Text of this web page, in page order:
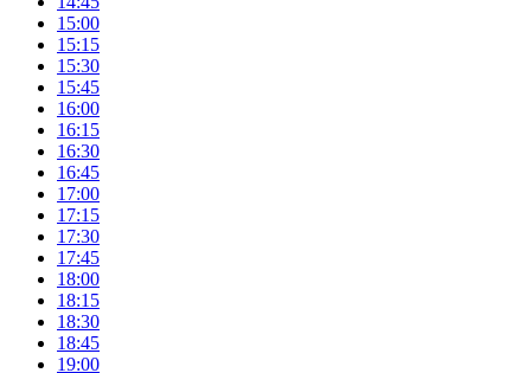
15:00
15:15
15:30
15:45
16:00
16:15
16:30
16:45
17:00
17:15
17:30
17:45
18:00
18:15
18:30
18:45
19:00